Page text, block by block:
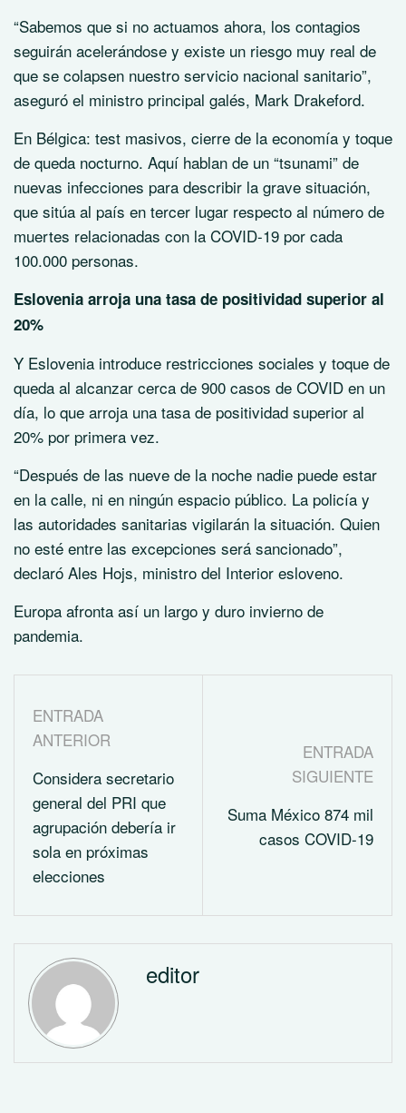
“Sabemos que si no actuamos ahora, los contagios
seguirán acelerándose y existe un riesgo muy real de
que se colapsen nuestro servicio nacional sanitario”,
aseguró el ministro principal galés, Mark Drakeford.
En Bélgica: test masivos, cierre de la economía y toque
de queda nocturno. Aquí hablan de un “tsunami” de
nuevas infecciones para describir la grave situación,
que sitúa al país en tercer lugar respecto al número de
muertes relacionadas con la COVID-19 por cada
100.000 personas.
Eslovenia arroja una tasa de positividad superior al
20%
Y Eslovenia introduce restricciones sociales y toque de
queda al alcanzar cerca de 900 casos de COVID en un
día, lo que arroja una tasa de positividad superior al
20% por primera vez.
“Después de las nueve de la noche nadie puede estar
en la calle, ni en ningún espacio público. La policía y
las autoridades sanitarias vigilarán la situación. Quien
no esté entre las excepciones será sancionado”,
declaró Ales Hojs, ministro del Interior esloveno.
Europa afronta así un largo y duro invierno de
pandemia.
ENTRADA
ANTERIOR
Considera secretario
general del PRI que
agrupación debería ir
sola en próximas
elecciones
ENTRADA
SIGUIENTE
Suma México 874 mil
casos COVID-19
editor